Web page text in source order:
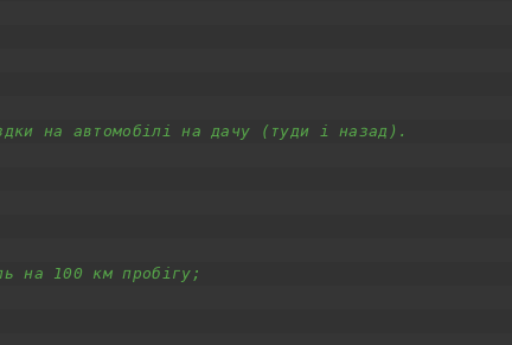
на автомобілі на дачу (туди і назад).
на 100 км пробігу;